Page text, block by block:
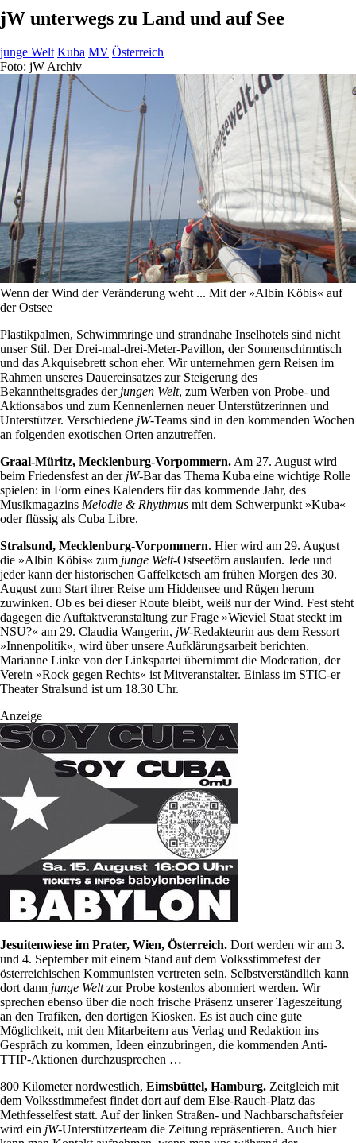
jW unterwegs zu Land und auf See
junge Welt Kuba MV Österreich
Foto: jW Archiv
Wenn der Wind der Veränderung weht ... Mit der »Albin Köbis« auf
der Ostsee
Plastikpalmen, Schwimmringe und strandnahe Inselhotels sind nicht
unser Stil. Der Drei-mal-drei-Meter-Pavillon, der Sonnenschirmtisch
und das Akquisebrett schon eher. Wir unternehmen gern Reisen im
Rahmen unseres Dauereinsatzes zur Steigerung des
Bekanntheitsgrades der jungen Welt, zum Werben von Probe- und
Aktionsabos und zum Kennenlernen neuer Unterstützerinnen und
Unterstützer. Verschiedene jW-Teams sind in den kommenden Wochen
an folgenden exotischen Orten anzutreffen.
Graal-Müritz, Mecklenburg-Vorpommern. Am 27. August wird
beim Friedensfest an der jW-Bar das Thema Kuba eine wichtige Rolle
spielen: in Form eines Kalenders für das kommende Jahr, des
Musikmagazins Melodie & Rhythmus mit dem Schwerpunkt »Kuba«
oder flüssig als Cuba Libre.
Stralsund, Mecklenburg-Vorpommern. Hier wird am 29. August
die »Albin Köbis« zum junge Welt-Ostseetörn auslaufen. Jede und
jeder kann der historischen Gaffelketsch am frühen Morgen des 30.
August zum Start ihrer Reise um Hiddensee und Rügen herum
zuwinken. Ob es bei dieser Route bleibt, weiß nur der Wind. Fest steht
dagegen die Auftaktveranstaltung zur Frage »Wieviel Staat steckt im
NSU?« am 29. Claudia Wangerin, jW-Redakteurin aus dem Ressort
»Innenpolitik«, wird über unsere Aufklärungsarbeit berichten.
Marianne Linke von der Linkspartei übernimmt die Moderation, der
Verein »Rock gegen Rechts« ist Mitveranstalter. Einlass im STIC-er
Theater Stralsund ist um 18.30 Uhr.
Anzeige
Jesuitenwiese im Prater, Wien, Österreich. Dort werden wir am 3.
und 4. September mit einem Stand auf dem Volksstimmefest der
österreichischen Kommunisten vertreten sein. Selbstverständlich kann
dort dann junge Weltzur Probe kostenlos abonniert werden. Wir
sprechen ebenso über die noch frische Präsenz unserer Tageszeitung
an den Trafiken, den dortigen Kiosken. Es ist auch eine gute
Möglichkeit, mit den Mitarbeitern aus Verlag und Redaktion ins
Gespräch zu kommen, Ideen einzubringen, die kommenden Anti-
TTIP-Aktionen durchzusprechen …
800 Kilometer nordwestlich, Eimsbüttel, Hamburg. Zeitgleich mit
dem Volksstimmefest findet dort auf dem Else-Rauch-Platz das
Methfesselfest statt. Auf der linken Straßen- und Nachbarschaftsfeier
wird ein jW-Unterstützerteam die Zeitung repräsentieren. Auch hier